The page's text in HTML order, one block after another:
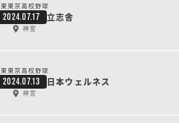
東東京高校野球
2024.07.17 立志舎
神宮
東東京高校野球
2024.07.13 日本ウェルネス
神宮